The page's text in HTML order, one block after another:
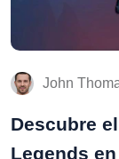
John
Descubre
Legends